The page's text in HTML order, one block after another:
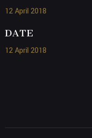
12 April 2018
DATE
12 April 2018